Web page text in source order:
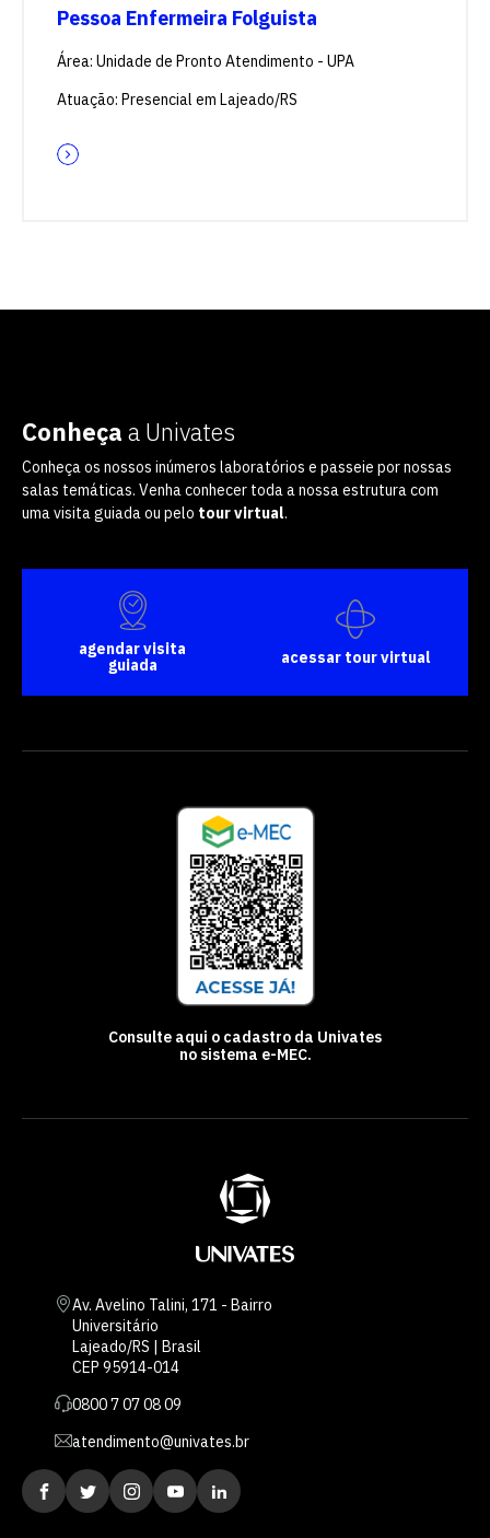
Pessoa Enfermeira Folguista
Área: Unidade de Pronto Atendimento - UPA
Atuação: Presencial em Lajeado/RS
Conheça a Univates
Conheça os nossos inúmeros laboratórios e passeie por nossas
salas temáticas. Venha conhecer toda a nossa estrutura com
uma visita guiada ou pelo tour virtual.
agendar visita
guiada
acessar tour virtual
Consulte aqui o cadastro da Univates
no sistema e-MEC.
Av. Avelino Talini, 171 - Bairro
Universitário
Lajeado/RS | Brasil
CEP 95914-014
0800 7 07 08 09
atendimento@univates.br